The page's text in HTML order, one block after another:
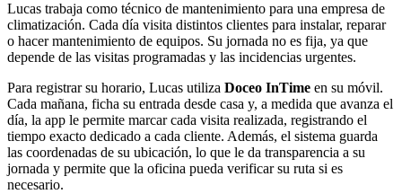
Lucas trabaja como técnico de mantenimiento para una empresa de
climatización. Cada día visita distintos clientes para instalar, reparar
o hacer mantenimiento de equipos. Su jornada no es fija, ya que
depende de las visitas programadas y las incidencias urgentes.
Para registrar su horario, Lucas utiliza Doceo InTime en su móvil.
Cada mañana, ficha su entrada desde casa y, a medida que avanza el
día, la app le permite marcar cada visita realizada, registrando el
tiempo exacto dedicado a cada cliente. Además, el sistema guarda
las coordenadas de su ubicación, lo que le da transparencia a su
jornada y permite que la oficina pueda verificar su ruta si es
necesario.